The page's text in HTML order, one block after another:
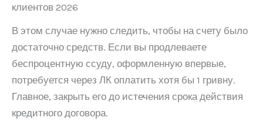
клиентов 2026
В этом случае нужно следить, чтобы на счету было
достаточно средств. Если вы продлеваете
беспроцентную ссуду, оформленную впервые,
потребуется через ЛК оплатить хотя бы 1 гривну.
Главное, закрыть его до истечения срока действия
кредитного договора.